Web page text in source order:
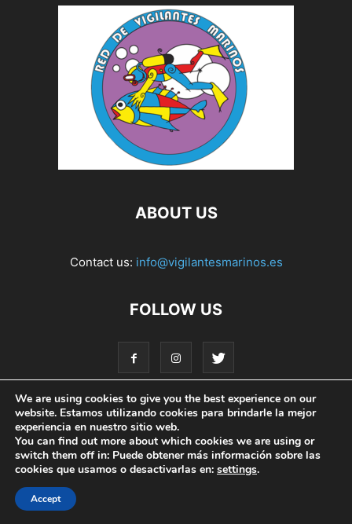
ABOUT US
Contact us: info@vigilantesmarinos.es
FOLLOW US
Home ¡En Acción! Noticias
Compromiso Social Little Big Seahorse
We are using cookies to give you the best experience on our
website. Estamos utilizando cookies para brindarle la mejor
experiencia en nuestro sitio web.
You can find out more about which cookies we are using or
switch them off in: Puede obtener más información sobre las
cookies que usamos o desactivarlas en: settings.
Accept